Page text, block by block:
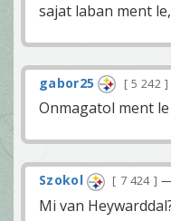
sajat laban ment
gabor25 5 242
Onmagatol ment
Szokol 7 424 —
Mi van